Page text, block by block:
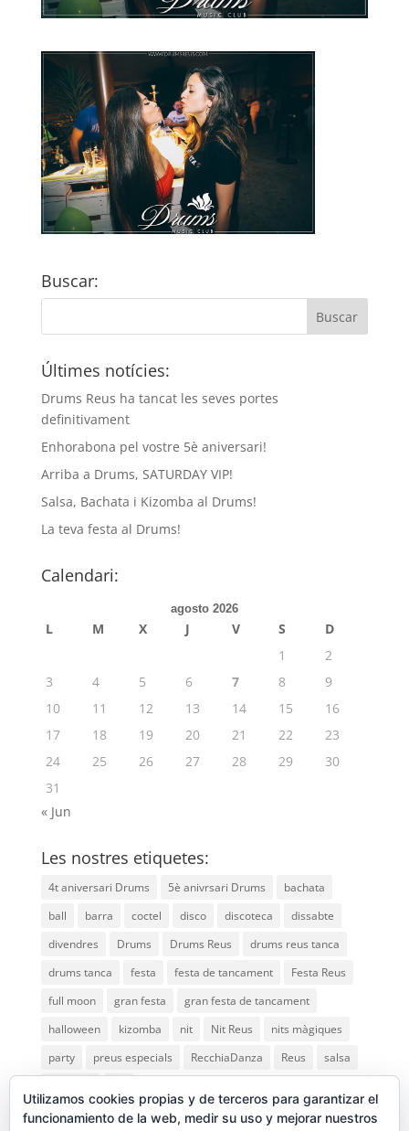
Buscar:
Últimes notícies:
Drums Reus ha tancat les seves portes
definitivament
Enhorabona pel vostre 5è aniversari!
Arriba a Drums, SATURDAY VIP!
Salsa, Bachata i Kizomba al Drums!
La teva festa al Drums!
Calendari:
agosto 2026
L M X J V S
D
1
2
3
4 5 6 7 8
9
10
11 12 13 14 15
16
17
18 19 20 21 22
23
24
25 26 27 28 29
30
31
« Jun
Les nostres etiquetes:
4t aniversari Drums 5è anivrsari Drums
bachata
ball
barra coctel disco discoteca
dissabte
divendres
Drums Drums Reus
drums reus tanca
drums tanca
festa festa de tancament
Festa Reus
full moon
gran festa
gran festa de tancament
halloween
kizomba nit Nit Reus
nits màgiques
party
preus especials RecchiaDanza Reus
salsa
Utilizamos cookies propias y de terceros para garantizar el
funcionamiento de la web, medir su uso y mejorar nuestros